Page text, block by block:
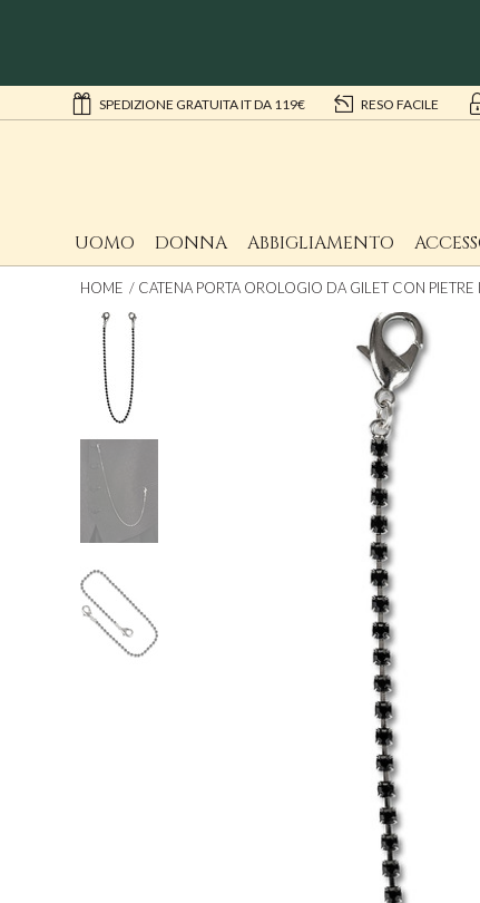
SPEDIZIONE GRATUITA IT DA 119€ RESO FACILE
UOMO DONNA ABBIGLIAMENTO
HOME CATENA PORTA OROLOGIO DA GILET CON PIETRE